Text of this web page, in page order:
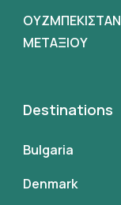
ΜΕΤΑΞΙΟΥ
Destinations
Bulgaria
Denmark